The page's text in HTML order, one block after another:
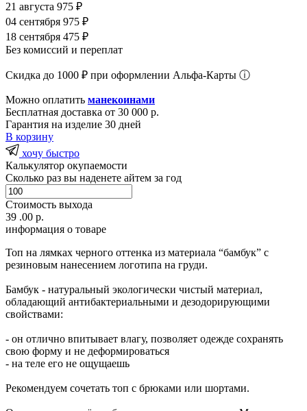
21 августа 975 ₽
04 сентября 975 ₽
18 сентября 475 ₽
Без комиссий и переплат
Cкидка до 1000 ₽ при оформлении Альфа-Карты ⓘ
Можно оплатить манекоинами
Бесплатная доставка от 30 000 р.
Гарантия на изделие 30 дней
В корзину
хочу быстро
Калькулятор окупаемости
Сколько раз вы наденете айтем за год
Стоимость выхода
39 .00 р.
информация о товаре
Топ на лямках черного оттенка из материала “бамбук” с
резиновым нанесением логотипа на груди.
Бамбук - натуральный экологически чистый материал,
обладающий антибактериальными и дезодорирующими
свойствами:
- он отлично впитывает влагу, позволяет одежде сохранять
свою форму и не деформироваться
- на теле его не ощущаешь
Рекомендуем сочетать топ с брюками или шортами.